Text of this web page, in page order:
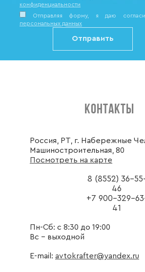
конфиденциальности
Отправляя форму, я даю
персональных данных
КОНТАКТЫ
Россия, РТ, г. Набережные
Машиностроительная, 80
Посмотреть на карте
8 (8552) 36-55-
46
+7 900-329-
41
Пн-Сб: с 8:30 до 19:00
Вс - выходной
E-mail: avtokrafter@yandex.ru